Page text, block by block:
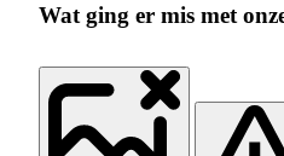
Wat ging er mis met